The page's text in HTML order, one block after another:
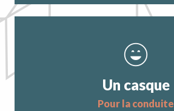
Un casque
pour la conduite